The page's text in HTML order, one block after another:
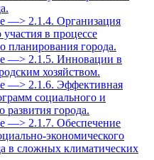
—> 2.1.4. Организация
в процессе
планирования города.
—> 2.1.5. Инновации в
хозяйством.
—> 2.1.6. Эффективная
социального и
развития города.
—> 2.1.7. Обеспечение
экономического
в сложных климатических